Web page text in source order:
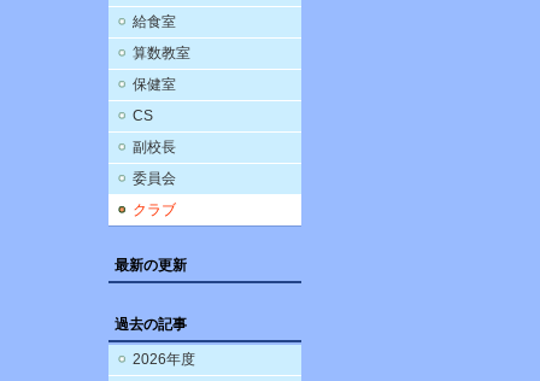
給食室
算数教室
保健室
CS
副校長
委員会
クラブ
最新の更新
過去の記事
2026年度